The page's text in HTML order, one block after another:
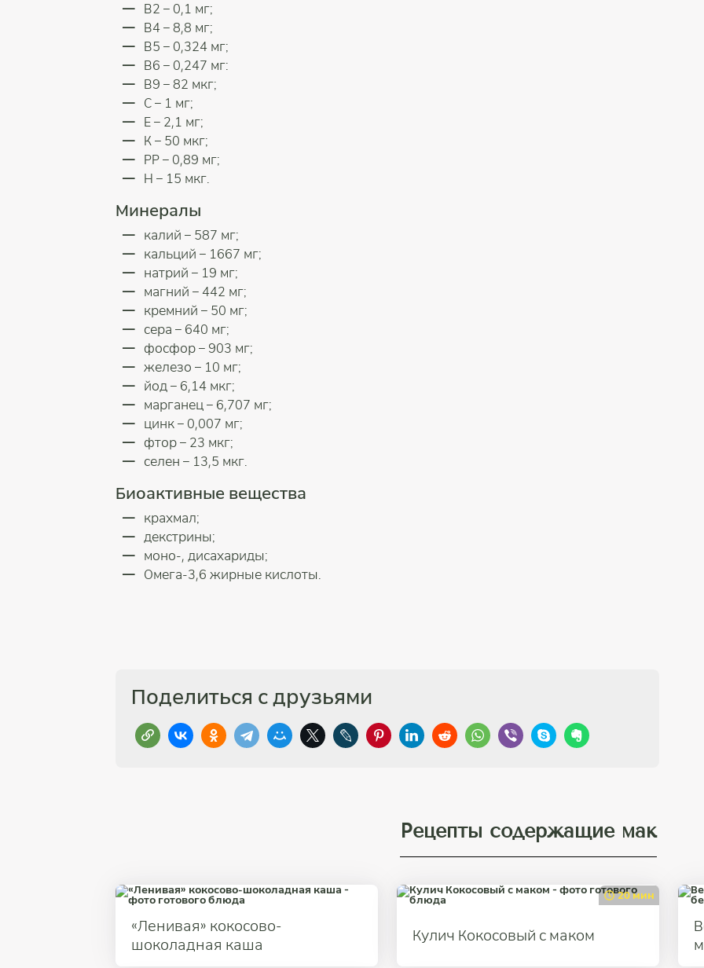
В2 – 0,1 мг;
В4 – 8,8 мг;
В5 – 0,324 мг;
В6 – 0,247 мг:
В9 – 82 мкг;
С – 1 мг;
Е – 2,1 мг;
К – 50 мкг;
РР – 0,89 мг;
Н – 15 мкг.
Минералы
калий – 587 мг;
кальций – 1667 мг;
натрий – 19 мг;
магний – 442 мг;
кремний – 50 мг;
сера – 640 мг;
фосфор – 903 мг;
железо – 10 мг;
йод – 6,14 мкг;
марганец – 6,707 мг;
цинк – 0,007 мг;
фтор – 23 мкг;
селен – 13,5 мкг.
Биоактивные вещества
крахмал;
декстрины;
моно-, дисахариды;
Омега-3,6 жирные кислоты.
Поделиться с друзьями
Рецепты содержащие мак
«Ленивая» кокосово-
шоколадная каша
20 мин
Кулич Кокосовый с маком